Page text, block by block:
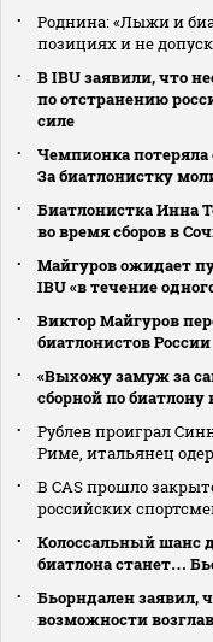
Роднина: «Лыжи и
позициях и не
В IBU заявили, что
по отстранению
силе
Чемпионка потеряла
За биатлонистку
Биатлонистка Инна
во время сборов в
Майгуров ожидает
IBU «в течение
Виктор Майгуров
биатлонистов России
«Выхожу замуж за
сборной по
Рублев проиграл
Риме, итальянец
В CAS прошло
российских
Колоссальный шанс
биатлона станет…
Бьорндален заявил,
возможности